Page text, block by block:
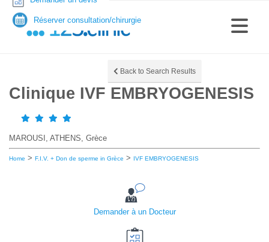
Back to Search Results
Clinique IVF EMBRYOGENESIS
MAROUSI, ATHENS, Grèce
Home > F.I.V. + Don de sperme in Grèce > IVF EMBRYOGENESIS
Demander à un Docteur
Réserver consultation/chirurgie